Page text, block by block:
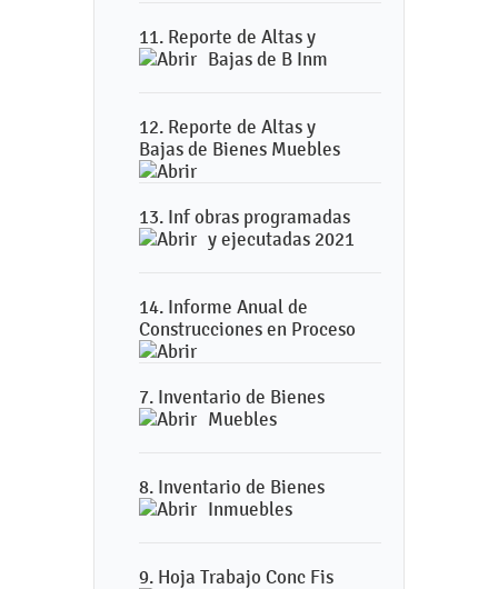
11. Reporte de Altas y
Bajas de B Inm
12. Reporte de Altas y
Bajas de Bienes Muebles
13. Inf obras programadas
y ejecutadas 2021
14. Informe Anual de
Construcciones en Proceso
7. Inventario de Bienes
Muebles
8. Inventario de Bienes
Inmuebles
9. Hoja Trabajo Conc Fis